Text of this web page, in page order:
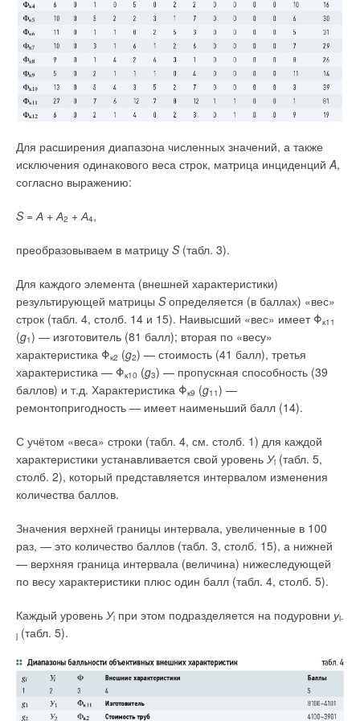
Для расширения диапазона численных значений, а также
исключения одинакового веса строк, матрица инциденций A,
согласно выражению:
S= А + А2 + А4,
преобразовываем в матрицу S(табл. 3).
Для каждого элемента (внешней характеристики)
результирующей матрицы Sопределяется (в баллах) «вес»
строк (табл. 4, столб. 14 и 15). Наивысший «вес» имеет Φк11
(g1) — изготовитель (81 балл); вторая по «весу»
характеристика Φк2 (g2) — стоимость (41 балл), третья
характеристика — Φк10 (g3) — пропускная способность (39
баллов) и т.д. Характеристика Φк9 (g11) —
ремонтопригодность — имеет наименьший балл (14).
С учётом «веса» строки (табл. 4, см. столб. 1) для каждой
характеристики устанавливается свой уровень Уi (табл. 5,
столб. 2), который представляется интервалом изменения
количества баллов.
Значения верхней границы интервала, увеличенные в 100
раз, — это количество баллов (табл. 3, столб. 15), а нижней
— верхняя граница интервала (величина) нижеследующей
по весу характеристики плюс один балл (табл. 4, столб. 5).
Каждый уровень Уi при этом подразделяется на подуровни уi-
j (табл. 5).
Площадь : 2500 м .
Проектировщик : ООО «ГП «Проектировщик».
Используемые решения
: система промышленного
напольного отопления Uponor Magna; трубы Ecoflex из
сшитого полиэтилена PE-Xa; трубы Comfort Pipe Plus;
потолочные панели Uponor Comfort для отопления/
охлаждения; металлопластиковые трубы Uponor MLC
для водоснабжения; автоматика системы отопления/
начало работы — второй квартал 2016 года.
Местонахождение : Россия, Ленинградская область,
пос. Аннолово.
Площадь: 2000 м2.
Заказчик: «ААР Рус» (Technic One).
Генподрядчик по проектированию и монтажу : АО
«УльяновскТрансСтрой».
Монтажник напольного
отопления: филиал АО «УльяновскТрансСтрой».
Количество метров трубы Uponor: 5000 м.
Читайте по теме:
→
Тёплые полы: современные решения и рыночные
тенденции
ЖУРНАЛ СОК ИЮНЬ 2019
проекты
ЖУРНАЛ СОК АПРЕЛЬ 2018
продолжительность жизни
ЖУРНАЛ СОК МАРТ 2018
Новый термостат Uponor Smatrix Style — элегантность и
комфорт в доме
ЖУРНАЛ СОК ЯНВАРЬ 2018
Цены на такую арматуру оказались также более высокими,
чем цены на арматуру, рассмотренную выше. Она условно
называется наполнительной арматурой с
сервоуправлением.
Её особенность заключается в следующем. Клапан
основного запорно-регулирующего элемента управляется с
содержит миниатюрное сопло диаметром около 1 мм с
эластичной прокладкой и жиклёр сечением около 0,3 мм.
Гидролиния между ними (или она же — междроссельная
закреплена основная уплотняющая прокладка.
связана посредством рычага с поплавком.
В простейшей наполнительной арматуре рычагу с поплавком
приходится преодолевать приличное усилие, действующее
на прокладку основного клапана, величиной порядка 6 Н при
давлении в сети около 0,6 МПа. В наполнительной арматуре
же давлении уже действует усилие порядка 0,8 Н, то есть
почти на порядок меньше. В результате габариты такой
наполнительной арматуры, в том числе поплавка и рычага
можно выполнить сравнительно малыми. Поэтому за